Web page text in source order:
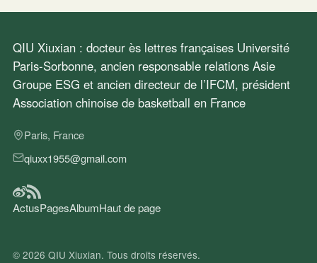
QIU Xiuxian : docteur ès lettres françaises Université
Paris-Sorbonne, ancien responsable relations Asie
Groupe ESG et ancien directeur de l’IFCM, président
Association chinoise de basketball en France
Paris, France
qiuxx1955@gmail.com
ActusPagesAlbumHaut de page
© 2026 QIU Xiuxian. Tous droits réservés.